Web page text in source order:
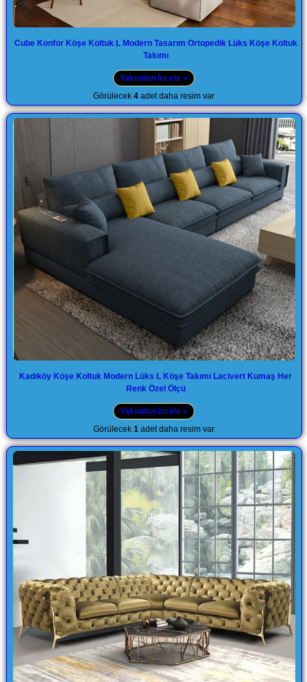
Cube Konfor Köşe Koltuk L Modern Tasarım Ortopedik Lüks Köşe Koltuk
Takımı
Yakından İncele »
Görülecek4 adet daha resim var
Kadıköy Köşe Koltuk Modern Lüks L Köşe Takımı Lacivert Kumaş Her
Renk Özel Ölçü
Yakından İncele »
Görülecek1 adet daha resim var